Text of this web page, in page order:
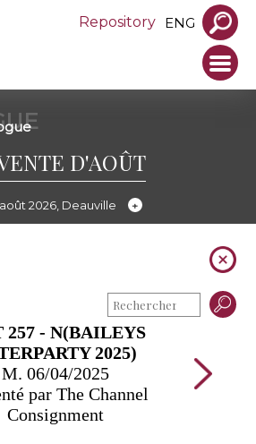
Repository ENG
D'AOÛT
août 2026, Deauville
257 - N(BAILEYS
2025)
M. 06/04/2025
par The Channel
Consignment